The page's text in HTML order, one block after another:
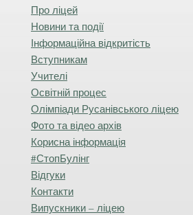
Про ліцей
Новини та події
Інформаційна відкритість
Вступникам
Учителі
Освітній процес
Олімпіади Русанівського ліцею
Фото та відео архів
Корисна інформація
#СтопБулінг
Відгуки
Контакти
Випускники – ліцею